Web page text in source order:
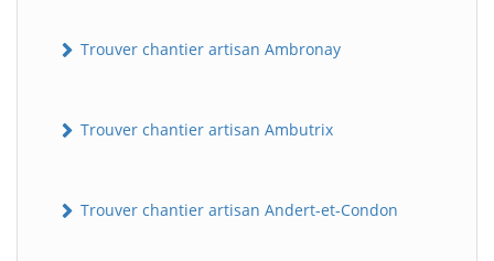
Trouver chantier artisan Ambronay
Trouver chantier artisan Ambutrix
Trouver chantier artisan Andert-et-Condon